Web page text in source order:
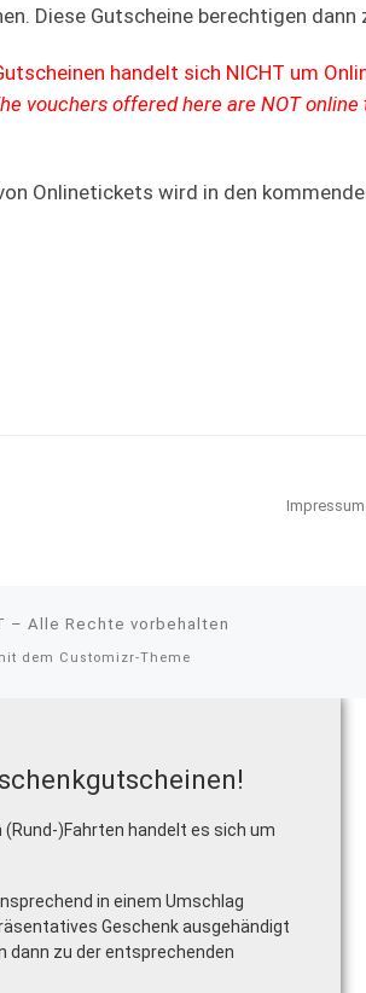
Diese Gutscheine berechtigen
handelt sich NICHT um
vouchers offered here are NOT
Onlinetickets wird in den
Impressum
– Alle Rechte vorbehalten
dem Customizr-Theme
)Fahrten handelt es sich um
in einem Umschlag
Geschenk ausgehändigt
dann zu der entsprechenden